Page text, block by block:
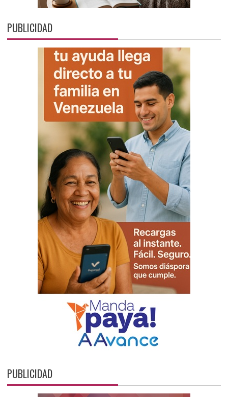
PUBLICIDAD
PUBLICIDAD